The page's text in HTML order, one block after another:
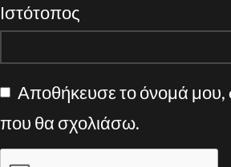
Ιστότοπος
Αποθήκευσε το όνομά μου,
που θα σχολιάσω.